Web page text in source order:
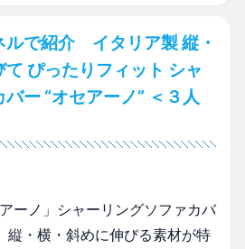
ルで紹介 イタリア製 縦・
ぴったりフィット シャ
ー “オセアーノ” ＜３人
ーノ」シャーリングソファカバ
縦・横・斜めに伸びる素材が特